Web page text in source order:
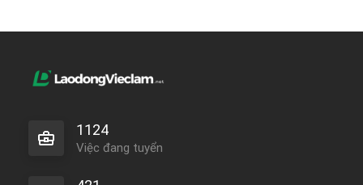
1124
Việc đang tuyển